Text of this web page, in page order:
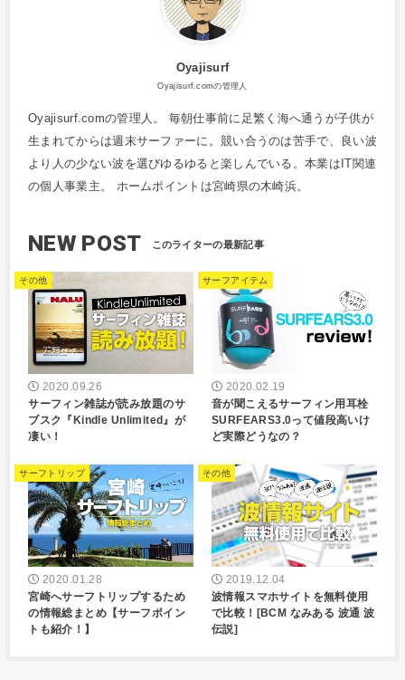
Oyajisurf
Oyajisurf.comの管理人
Oyajisurf.comの管理人。 毎朝仕事前に足繁く海へ通うが子供が
生まれてからは週末サーファーに。競い合うのは苦手で、良い波
より人の少ない波を選びゆるゆると楽しんでいる。本業はIT関連
の個人事業主。 ホームポイントは宮崎県の木崎浜。
NEW POST
その他
2020.09.26
サーフィン雑誌が読み放題のサ
ブスク『Kindle Unlimited』が
凄い！
サーフアイテム
2020.02.19
音が聞こえるサーフィン用耳栓
SURFEARS3.0って値段高いけ
ど実際どうなの？
サーフトリップ
2020.01.28
宮崎へサーフトリップするため
の情報総まとめ【サーフポイン
トも紹介！】
その他
2019.12.04
波情報スマホサイトを無料使用
で比較！[BCM なみある 波通 波
伝説]